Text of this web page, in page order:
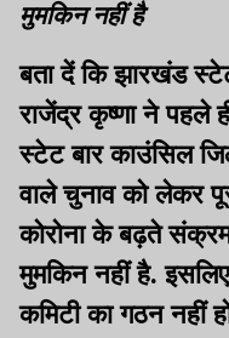
मुमकिन नहीं है
बता दें कि झारखंड
राजेंद्र कृष्णा ने पहले
स्टेट बार काउंसिल
वाले चुनाव को लेकर
कोरोना के बढ़ते
मुमकिन नहीं है.
कमिटी का गठन नहीं